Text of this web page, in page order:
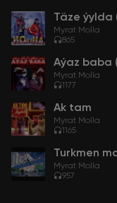
Myrat Molla
865
Aýaz baba
Myrat Molla
1177
Ak tam
Myrat Molla
1165
Turkmen
Myrat Molla
957